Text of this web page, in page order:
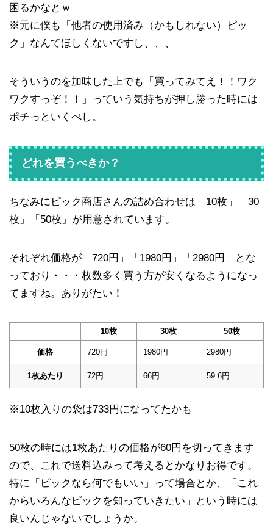
困るかなとｗ
※元に僕も「他者の使用済み（かもしれない）ピッ
ク」なんてほしくないですし、、、
そういうのを加味した上でも「買ってみてえ！！ワク
ワクすっぞ！！」っていう気持ちが押し勝った時には
ポチっといくべし。
どれを買うべきか？
ちなみにピック商店さんの詰め合わせは「10枚」「30
枚」「50枚」が用意されています。
それぞれ価格が「720円」「1980円」「2980円」とな
っており・・・枚数多く買う方が安くなるようになっ
てますね。ありがたい！
10枚 30枚 50枚
価格 720円 1980円 2980円
1枚あたり 72円 66円 59.6円
※10枚入りの袋は733円になってたかも
50枚の時には1枚あたりの価格が60円を切ってきます
ので、これで送料込みって考えるとかなりお得です。
特に「ピックなら何でもいい」って場合とか、「これ
からいろんなピックを知っていきたい」という時には
良いんじゃないでしょうか。